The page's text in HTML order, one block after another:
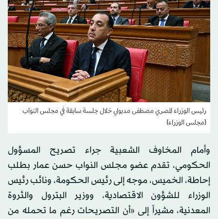
رئيس الوزراء المصري مصطفى مدبولي خلال جلسة سابقة في مجلس النواب
(مجلس الوزراء)
وأمام المخاوف الشعبية جراء تصريح المسؤول
الحكومي، تقدم عضو مجلس النواب حسن عمار بطلب
إحاطة، الخميس، موجه إلى رئيس الحكومة، ونائب رئيس
الوزراء للشؤون الاقتصادية، ووزير البترول والثروة
المعدنية، مشيراً إلى «أن التصريحات رغم ما تحمله من